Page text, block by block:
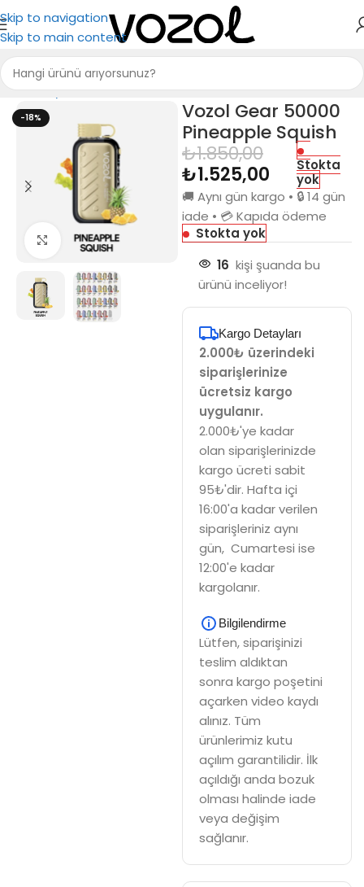
Skip to navigation
Skip to main content
Ana Sayfa Puff Bar
-18%
Büyütmek için tıkla
Vozol Gear 50000
Pineapple Squish
₺1.850,00
₺1.525,00
Stokta
yok
🚚 Aynı gün kargo • 🔒 14 gün
iade • 💳 Kapıda ödeme
Stokta yok
16 kişi şuanda bu
ürünü inceliyor!
Kargo Detayları
2.000₺ üzerindeki
siparişlerinize
ücretsiz kargo
uygulanır.
2.000₺'ye kadar
olan siparişlerinizde
kargo ücreti sabit
95₺'dir. Hafta içi
16:00'a kadar verilen
siparişleriniz aynı
gün, Cumartesi ise
12:00'e kadar
kargolanır.
Bilgilendirme
Lütfen, siparişinizi
teslim aldıktan
sonra kargo poşetini
açarken video kaydı
alınız. Tüm
ürünlerimiz kutu
açılım garantilidir. İlk
açıldığı anda bozuk
olması halinde iade
veya değişim
sağlanır.